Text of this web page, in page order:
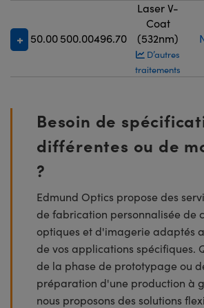
50.00500.00496.70
Laser V-
Coat
(532nm)
D’autres
traitements
Besoin de
différentes ou de
?
Edmund Optics propose des
de fabrication personnalisée de
optiques et d'imagerie adaptés
de vos applications spécifiques.
de la phase de prototypage ou
préparation d'une production à
nous proposons des solutions